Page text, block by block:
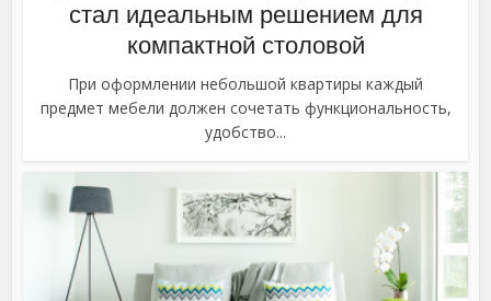
стал идеальным решением для
компактной столовой
При оформлении небольшой квартиры каждый
предмет мебели должен сочетать функциональность,
удобство...